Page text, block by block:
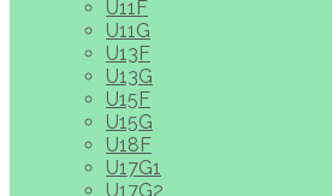
U11F
U11G
U13F
U13G
U15F
U15G
U18F
U17G1
U17G2